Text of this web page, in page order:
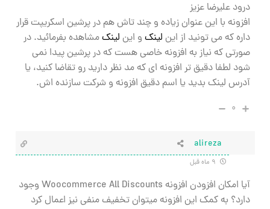
درود علیرضا عزیز
افزونه با این عنوان زیاده و چند تاش هم در پرشین اسکریپت قرار
داره که می تونید از این لینک و این لینکمشاهده بفرمائید. در
صورتی که نیاز به افزونه خاصی هست که در پرشین پیدا نمی
شود لطفا دقیق تر افزونه ای که مد نظر دارید رو تقاضا کنید، یا
آدرس لینک بدید یا اسم دقیق افزونه و شرکت سازنده اش.
۰
alireza
آیا امکان افزودن افزونه Woocommerce All Discounts وجود
دارد؟ به کمک این افزونه میتوان تخفیف منفی نیز اعمال کرد